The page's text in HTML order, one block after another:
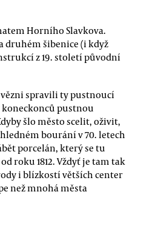
Horního Slavkova.
druhém šibenice (i když
z 19. století původní
spravili ty pustnoucí
pustnou
šlo město scelit, oživit,
bourání v 70. letech
porcelán, který se tu
roku 1812. Vždyť je tam tak
i blízkostí větších center
než mnohá města